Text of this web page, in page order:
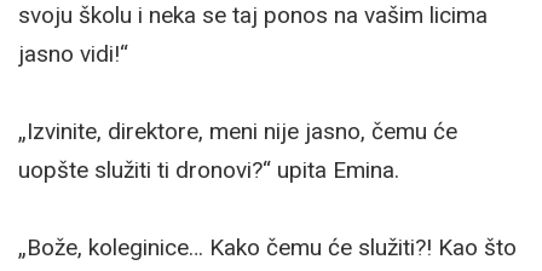
svoju školu i neka se taj ponos na vašim licima
jasno vidi!“
„Izvinite, direktore, meni nije jasno, čemu će
uopšte služiti ti dronovi?“ upita Emina.
„Bože, koleginice… Kako čemu će služiti?! Kao što